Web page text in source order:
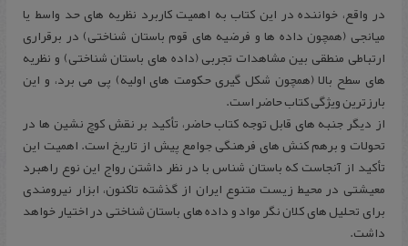
در واقع، خواننده در این کتاب به اهمیت کاربرد نظریه های حد واسط یا
میانجی (همچون داده ها و فرضیه های قوم باستان شناختی) در برقراری
ارتباطی منطقی بین مشاهدات تجربی (داده های باستان شناختی) و نظریه
های سطح بالا (همچون شکل گیری حکومت های اولیه) پی می برد، و این
بارزترین ویژگی کتاب حاضر است.
از دیگر جنبه های قابل توجه کتاب حاضر، تأکید بر نقش کوچ نشین ها در
تحولات و برهم کنش های فرهنگی جوامع پیش از تاریخ است. اهمیت این
تأکید از آنجاست که باستان شناس با در نظر داشتن رواج این نوع راهبرد
معیشتی در محیط زیست متنوع ایران از گذشته تاکنون، ابزار نیرومندی
برای تحلیل های کلان نگر مواد و داده های باستان شناختی در اختیار خواهد
داشت.